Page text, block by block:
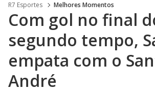
R7 Esportes Melhores Momentos
Com gol no final
segundo tempo,
empata com o
André